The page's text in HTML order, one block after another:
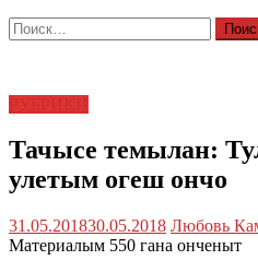
Найти:
Тачысе темылан:
улетым огеш ончо
31.05.201830.05.2018 Любовь
Материалым 550 гана онченыт